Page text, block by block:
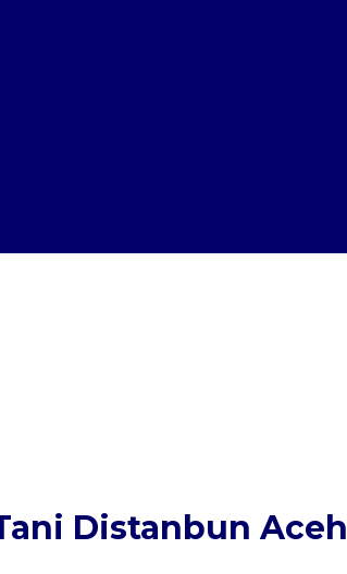
Distanbun Aceh